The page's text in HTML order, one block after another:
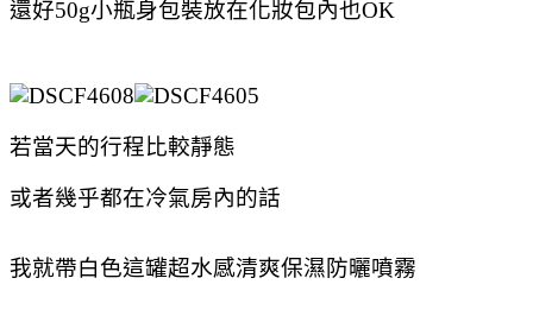
還好50g小瓶身包裝放在化妝包內也OK
若當天的行程比較靜態
或者幾乎都在冷氣房內的話
我就帶白色這罐超水感清爽保濕防曬噴霧